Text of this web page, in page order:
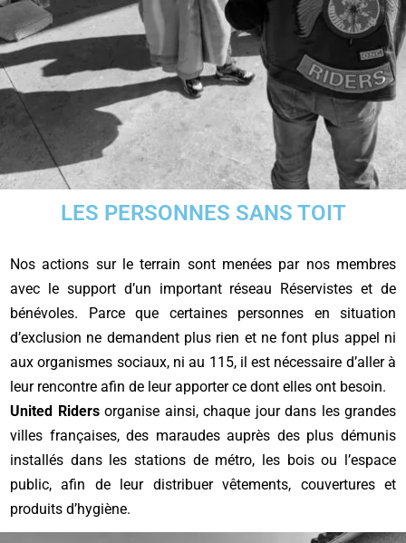
LES PERSONNES SANS TOIT
Nos actions sur le terrain sont menées par nos membres
avec le support d’un important réseau Réservistes et de
bénévoles. Parce que certaines personnes en situation
d’exclusion ne demandent plus rien et ne font plus appel ni
aux organismes sociaux, ni au 115, il est nécessaire d’aller à
leur rencontre afin de leur apporter ce dont elles ont besoin.
United Ridersorganise ainsi, chaque jour dans les grandes
villes françaises, des maraudes auprès des plus démunis
installés dans les stations de métro, les bois ou l’espace
public, afin de leur distribuer vêtements, couvertures et
produits d’hygiène.